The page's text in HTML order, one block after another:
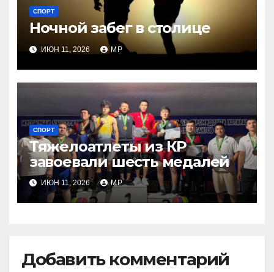
СПОРТ
Ночной забег в столице
ИЮН 11, 2026 MP
СПОРТ
Тяжелоатлеты из КР
завоевали шесть медалей
ИЮН 11, 2026 MP
Добавить комментарий